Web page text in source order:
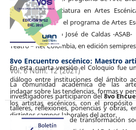
Central, la Licenciatura en Artes
Sonora (México), el programa de Artes
Distrital Francisco José de Caldas -
Teatro – Ret Colombia, en edición
En esta cuarta versión el Coloquio fue
diálogo entre instituciones del ámbito
indagar sobre las tendencias, formas y
los artistas escénicos, con el
distintos campos laborales del actor.
8vo Encuentro escénico: Maestro
Vol. 6 Núm. 12 (2021)
La comunidad académica de las
investigadores participaron del8vo
talleres, reflexiones, ponencias y obras,
artista en tiempos de transformación